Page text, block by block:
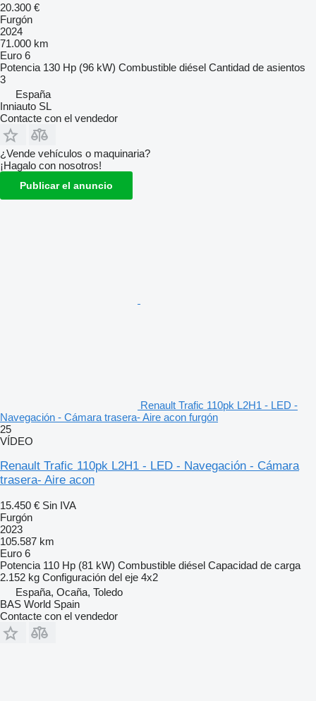
20.300 €
Furgón
2024
71.000 km
Euro 6
Potencia 130 Hp (96 kW) Combustible diésel Cantidad de asientos
3
España
Inniauto SL
Contacte con el vendedor
¿Vende vehículos o maquinaria?
¡Hagalo con nosotros!
Publicar el anuncio
Renault Trafic 110pk L2H1 - LED -
Navegación - Cámara trasera- Aire acon furgón
25
VÍDEO
Renault Trafic 110pk L2H1 - LED - Navegación - Cámara
trasera- Aire acon
15.450 € Sin IVA
Furgón
2023
105.587 km
Euro 6
Potencia 110 Hp (81 kW) Combustible diésel Capacidad de carga
2.152 kg Configuración del eje 4x2
España, Ocaña, Toledo
BAS World Spain
Contacte con el vendedor